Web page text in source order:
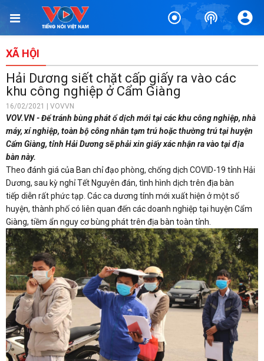
XÃ HỘI
Hải Dương siết chặt cấp giấy ra vào các
khu công nghiệp ở Cẩm Giàng
16/02/2021 | VOVVN
VOV.VN - Để tránh bùng phát ổ dịch mới tại các khu công nghiệp, nhà
máy, xí nghiệp, toàn bộ công nhân tạm trú hoặc thường trú tại huyện
Cẩm Giàng, tỉnh Hải Dương sẽ phải xin giấy xác nhận ra vào tại địa
bàn này.
Theo đánh giá của Ban chỉ đạo phòng, chống dịch COVID-19 tỉnh Hải
Dương, sau kỳ nghỉ Tết Nguyên đán, tình hình dịch trên địa bàn
tiếp diễn rất phức tạp. Các ca dương tính mới xuất hiện ở một số
huyện, thành phố có liên quan đến các doanh nghiệp tại huyện Cẩm
Giàng, tiềm ẩn nguy cơ bùng phát trên địa bàn toàn tỉnh.